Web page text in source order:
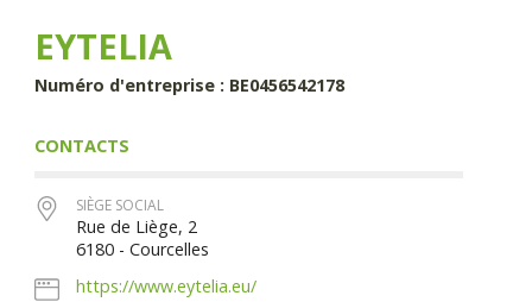
principalEYTELIA
Numéro d'entreprise : BE0456542178
CONTACTS
SIÈGE SOCIAL
Rue de Liège, 2
6180 - Courcelles
https://www.eytelia.eu/